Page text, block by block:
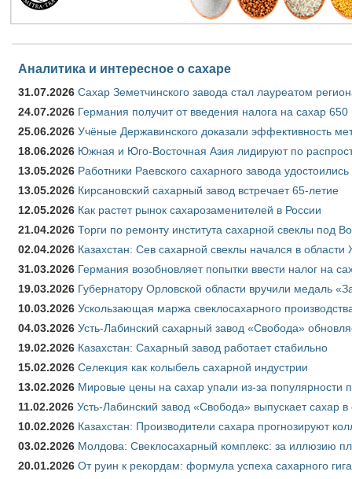
Аналитика и интересное о сахаре
31.07.2026 Сахар Земетчинского завода стал лауреатом
24.07.2026 Германия получит от введения налога на сахар
25.06.2026 Учёные Державинского доказали эффективность
18.06.2026 Южная и Юго-Восточная Азия лидируют по
13.05.2026 Работники Раевского сахарного завода удостоились
13.05.2026 Кирсановский сахарный завод встречает 65-летие
12.05.2026 Как растет рынок сахарозаменителей в России
21.04.2026 Торги по ремонту института сахарной свеклы под
02.04.2026 Казахстан: Сев сахарной свеклы начался в области
31.03.2026 Германия возобновляет попытки ввести налог на
19.03.2026 Губернатору Орловской области вручили медаль
10.03.2026 Ускользающая маржа свеклосахарного
04.03.2026 Усть-Лабинский сахарный завод «Свобода»
19.02.2026 Казахстан: Сахарный завод работает стабильно
15.02.2026 Селекция как колыбель сахарной индустрии
13.02.2026 Мировые цены на сахар упали из-за популярности
11.02.2026 Усть-Лабинский завод «Свобода» выпускает сахар в
10.02.2026 Казахстан: Производители сахара прогнозируют
03.02.2026 Молдова: Свеклосахарный комплекс: за иллюзию
20.01.2026 От руин к рекордам: формула успеха сахарного